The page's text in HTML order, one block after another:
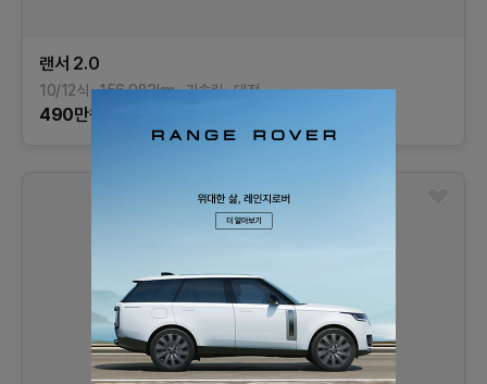
랜서 2.0
10/12식 156,983km 가솔린 대전
490만원